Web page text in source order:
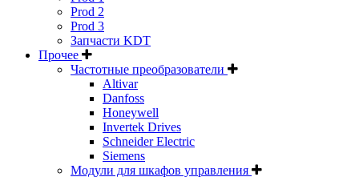
Prod 2
Prod 3
Запчасти KDT
Прочее
Частотные преобразователи
Altivar
Danfoss
Honeywell
Invertek Drives
Schneider Electric
Siemens
Модули для шкафов управления